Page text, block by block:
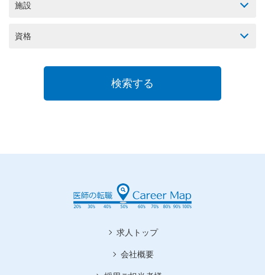
施設
資格
求人トップ
会社概要